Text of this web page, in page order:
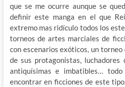
que se me ocurre aunque se
definir este manga en el que
extremo mas ridículo todos los
torneos de artes marciales de
con escenarios exóticos, un
de sus protagonistas, luchadores
antiquísimas e imbatibles…
encontrar en ficciones de este